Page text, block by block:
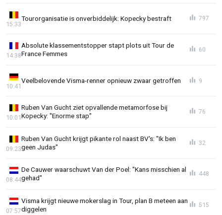
Tourorganisatie is onverbiddelijk: Kopecky bestraft
15:33
797
Absolute klassementstopper stapt plots uit Tour de
France Femmes
14:38
60
Veelbelovende Visma-renner opnieuw zwaar getroffen
10:41
9
Ruben Van Gucht ziet opvallende metamorfose bij
Kopecky: "Enorme stap"
10:01
76
Ruben Van Gucht krijgt pikante rol naast BV's: "Ik ben
geen Judas"
09:23
32
De Cauwer waarschuwt Van der Poel: "Kans misschien al
gehad"
08:44
448
Visma krijgt nieuwe mokerslag in Tour, plan B meteen aan
diggelen
07:57
515